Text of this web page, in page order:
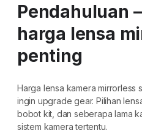
Pendahuluan
harga lensa
penting
Harga lensa kamera mirrorless
ingin upgrade gear. Pilihan
bobot kit, dan seberapa lama
sistem kamera tertentu.